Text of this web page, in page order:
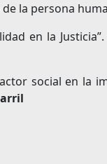
la persona
en la
social en la